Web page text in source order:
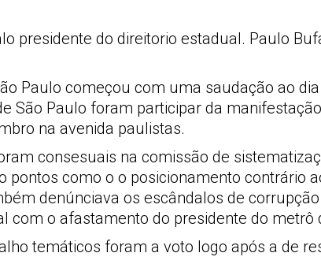
presidente do direitorio estadual. Paulo
Paulo começou com uma saudação ao
São Paulo foram participar da
na avenida paulistas.
consesuais na comissão de
como o o posicionamento contrário
denúnciava os escândalos de
o afastamento do presidente do metrô
temáticos foram a voto logo após a de